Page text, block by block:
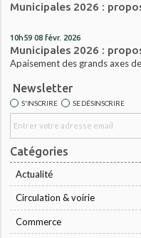
Municipales 2026 :
10h59 08 févr. 2026
Municipales 2026 :
Apaisement des grands axes
Newsletter
S'INSCRIRE SE DÉSINSCRIRE
Catégories
Actualité
Circulation & voirie
Commerce